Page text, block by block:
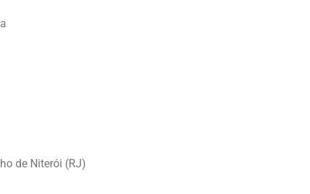
de Niterói (RJ)